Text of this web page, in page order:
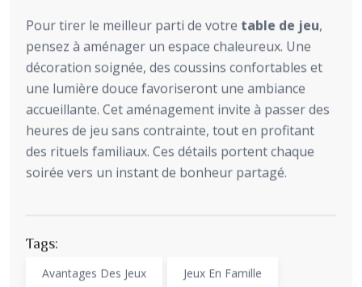
Pour tirer le meilleur parti de votre table de jeu,
pensez à aménager un espace chaleureux. Une
décoration soignée, des coussins confortables et
une lumière douce favoriseront une ambiance
accueillante. Cet aménagement invite à passer des
heures de jeu sans contrainte, tout en profitant
des rituels familiaux. Ces détails portent chaque
soirée vers un instant de bonheur partagé.
Tags:
Avantages Des Jeux Jeux En Famille